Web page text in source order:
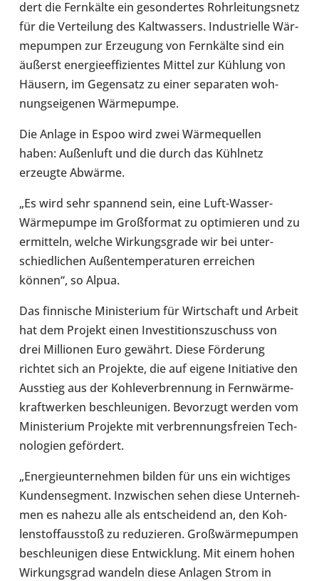
dert die Fern­kälte ein geson­der­tes Rohr­lei­tungs­netz
für die Ver­tei­lung des Kalt­was­sers. Indus­tri­elle Wär­
me­pum­pen zur Erzeu­gung von Fern­kälte sind ein
äußerst ener­gie­ef­fi­zi­en­tes Mittel zur Kühlung von
Häusern, im Gegen­satz zu einer sepa­ra­ten woh­
nungs­ei­ge­nen Wär­me­pumpe.
Die Anlage in Espoo wird zwei Wär­me­quel­len
haben: Außen­luft und die durch das Kühl­netz
erzeugte Abwärme.
„Es wird sehr span­nend sein, eine Luft-​Wasser-
Wärmepumpe im Groß­for­mat zu opti­mie­ren und zu
ermit­teln, welche Wir­kungs­grade wir bei unter­
schied­li­chen Außen­tem­pe­ra­tu­ren errei­chen
können“, so Alpua.
Das fin­ni­sche Minis­te­rium für Wirt­schaft und Arbeit
hat dem Projekt einen Inves­ti­ti­ons­zu­schuss von
drei Mil­lio­nen Euro gewährt. Diese För­de­rung
richtet sich an Pro­jekte, die auf eigene Initia­tive den
Aus­stieg aus der Koh­le­ver­bren­nung in Fern­wär­me­
kraft­wer­ken beschleu­ni­gen. Bevor­zugt werden vom
Minis­te­rium Pro­jekte mit ver­bren­nungs­freien Tech­
no­lo­gien geför­dert.
„Ener­gie­un­ter­neh­men bilden für uns ein wich­ti­ges
Kun­den­seg­ment. Inzwi­schen sehen diese Unter­neh­
men es nahezu alle als ent­schei­dend an, den Koh­
len­stoff­aus­stoß zu redu­zie­ren. Groß­wär­me­pum­pen
beschleu­ni­gen diese Ent­wick­lung. Mit einem hohen
Wir­kungs­grad wandeln diese Anlagen Strom in